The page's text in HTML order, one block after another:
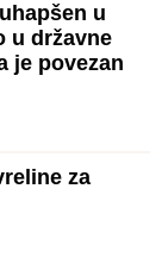
u
u državne
je povezan
za